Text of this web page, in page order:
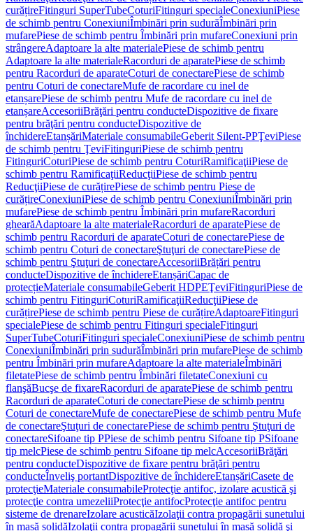
curățireFitinguri SuperTubeCoturiFitinguri specialeConexiuniPiese
de schimb pentru ConexiuniÎmbinări prin sudurăÎmbinări prin
mufarePiese de schimb pentru Îmbinări prin mufareConexiuni prin
strângereAdaptoare la alte materialePiese de schimb pentru
Adaptoare la alte materialeRacorduri de aparatePiese de schimb
pentru Racorduri de aparateCoturi de conectarePiese de schimb
pentru Coturi de conectareMufe de racordare cu inel de
etanșarePiese de schimb pentru Mufe de racordare cu inel de
etanșareAccesoriiBrăţări pentru conducteDispozitive de fixare
pentru brăţări pentru conducteDispozitive de
închidereEtanșăriMateriale consumabileGeberit Silent-PPŢeviPiese
de schimb pentru ŢeviFitinguriPiese de schimb pentru
FitinguriCoturiPiese de schimb pentru CoturiRamificaţiiPiese de
schimb pentru RamificaţiiReducţiiPiese de schimb pentru
ReducţiiPiese de curățirePiese de schimb pentru Piese de
curățireConexiuniPiese de schimb pentru ConexiuniÎmbinări prin
mufarePiese de schimb pentru Îmbinări prin mufareRacorduri
ghearăAdaptoare la alte materialeRacorduri de aparatePiese de
schimb pentru Racorduri de aparateCoturi de conectarePiese de
schimb pentru Coturi de conectareŞtuţuri de conectarePiese de
schimb pentru Ştuţuri de conectareAccesoriiBrățări pentru
conducteDispozitive de închidereEtanșăriCapac de
protecțieMateriale consumabileGeberit HDPEŢeviFitinguriPiese de
schimb pentru FitinguriCoturiRamificaţiiReducţiiPiese de
curățirePiese de schimb pentru Piese de curățireAdaptoareFitinguri
specialePiese de schimb pentru Fitinguri specialeFitinguri
SuperTubeCoturiFitinguri specialeConexiuniPiese de schimb pentru
ConexiuniÎmbinări prin sudurăÎmbinări prin mufarePiese de schimb
pentru Îmbinări prin mufareAdaptoare la alte materialeÎmbinări
filetatePiese de schimb pentru Îmbinări filetateConexiuni cu
flanşăBucşe de fixareRacorduri de aparatePiese de schimb pentru
Racorduri de aparateCoturi de conectarePiese de schimb pentru
Coturi de conectareMufe de conectarePiese de schimb pentru Mufe
de conectareŞtuţuri de conectarePiese de schimb pentru Ştuţuri de
conectareSifoane tip PPiese de schimb pentru Sifoane tip PSifoane
tip melcPiese de schimb pentru Sifoane tip melcAccesoriiBrăţări
pentru conducteDispozitive de fixare pentru brăţări pentru
conducteÎnveliş portantDispozitive de închidereEtanșăriCasete de
protecţieMateriale consumabileProtecţie antifoc, izolare acustică şi
protecţie contra umezeliiProtecţie antifocProtecţie antifoc pentru
sisteme de drenareIzolare acusticăIzolaţii contra propagării sunetului
în masă solidăIzolaţii contra propagării sunetului în masă solidă şi